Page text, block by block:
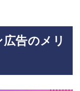
告のメリ